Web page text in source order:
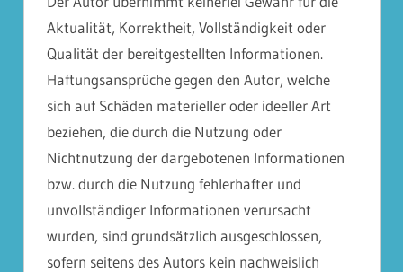
Aktualität, Korrektheit, Vollständigkeit oder
Qualität der bereitgestellten Informationen.
Haftungsansprüche gegen den Autor, welche
sich auf Schäden materieller oder ideeller Art
beziehen, die durch die Nutzung oder
Nichtnutzung der dargebotenen Informationen
bzw. durch die Nutzung fehlerhafter und
unvollständiger Informationen verursacht
wurden, sind grundsätzlich ausgeschlossen,
sofern seitens des Autors kein nachweislich